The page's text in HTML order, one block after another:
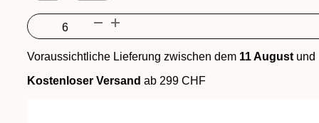
Chardonnay
Barrique
Voraussichtliche Lieferung zwischen dem 11 August und
Kostenloser Versand ab 299 CHF